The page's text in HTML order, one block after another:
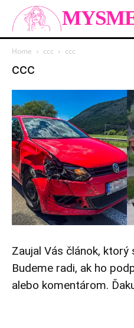
Home ccc ccc
ccc
Zaujal Vás článok, ktorý
Budeme radi, ak ho
alebo komentárom.